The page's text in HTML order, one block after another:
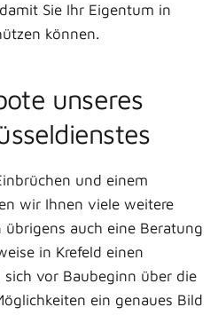
Sie Ihr Eigentum in
können.
unseres
und einem
wir Ihnen viele weitere
übrigens auch eine Beratung
in Krefeld einen
vor Baubeginn über die
ein genaues Bild